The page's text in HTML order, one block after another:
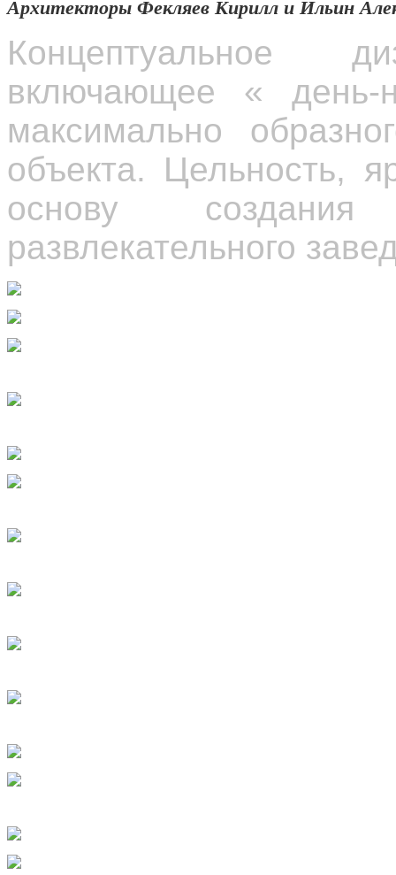
Архитекторы Фекляев Кирилл и Ильин
Концептуальное
включающее « день-
максимально
объекта. Цельность,
основу создания
развлекательного